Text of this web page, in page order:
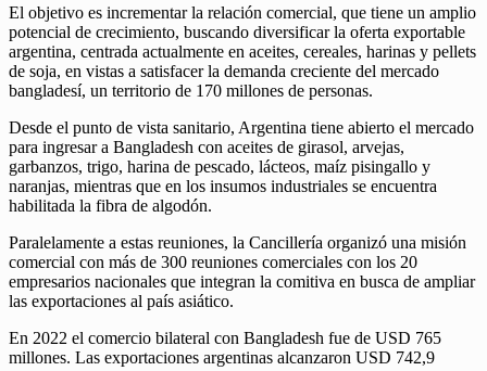
El objetivo es incrementar la relación comercial, que tiene un amplio
potencial de crecimiento, buscando diversificar la oferta exportable
argentina, centrada actualmente en aceites, cereales, harinas y pellets
de soja, en vistas a satisfacer la demanda creciente del mercado
bangladesí, un territorio de 170 millones de personas.
Desde el punto de vista sanitario, Argentina tiene abierto el mercado
para ingresar a Bangladesh con aceites de girasol, arvejas,
garbanzos, trigo, harina de pescado, lácteos, maíz pisingallo y
naranjas, mientras que en los insumos industriales se encuentra
habilitada la fibra de algodón.
Paralelamente a estas reuniones, la Cancillería organizó una misión
comercial con más de 300 reuniones comerciales con los 20
empresarios nacionales que integran la comitiva en busca de ampliar
las exportaciones al país asiático.
En 2022 el comercio bilateral con Bangladesh fue de USD 765
millones. Las exportaciones argentinas alcanzaron USD 742,9